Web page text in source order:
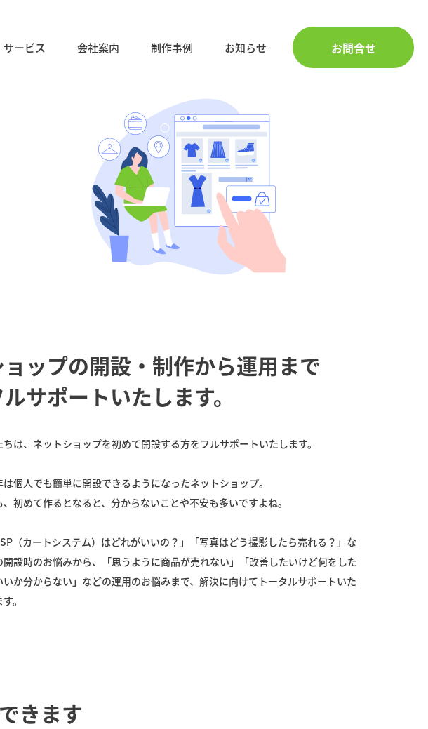
サービス 会社案内 制作事例 お知らせ お問合せ
ョップの開設・制作から運用まで
ルサポートいたします。
ちは、ネットショップを初めて開設する方をフルサポートいたします。
は個人でも簡単に開設できるようになったネットショップ。
、初めて作るとなると、分からないことや不安も多いですよね。
（カートシステム）はどれがいいの？」「写真はどう撮影したら売れる？」な
開設時のお悩みから、「思うように商品が売れない」「改善したいけど何をした
いか分からない」などの運用のお悩みまで、解決に向けてトータルサポートいた
。
きます